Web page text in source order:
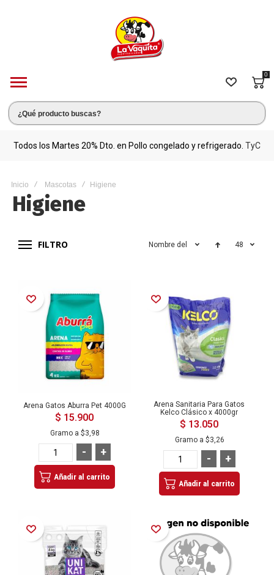
0
Todos los Martes 20% Dto. en Pollo congelado y refrigerado. TyC
Inicio Mascotas Higiene
Higiene
FILTRO Nombre del producto 48
Añadir a la Lista de Deseos
Arena Gatos Aburra Pet 4000G
$ 15.900
Gramo a $3,98
+
-
Añadir al carrito
Añadir a la Lista de Deseos
Arena Sanitaria Para Gatos
Kelco Clásico x 4000gr
$ 13.050
Gramo a $3,26
+
-
Añadir al carrito
Añadir a la Lista de Deseos Añadir a la Lista de Deseos